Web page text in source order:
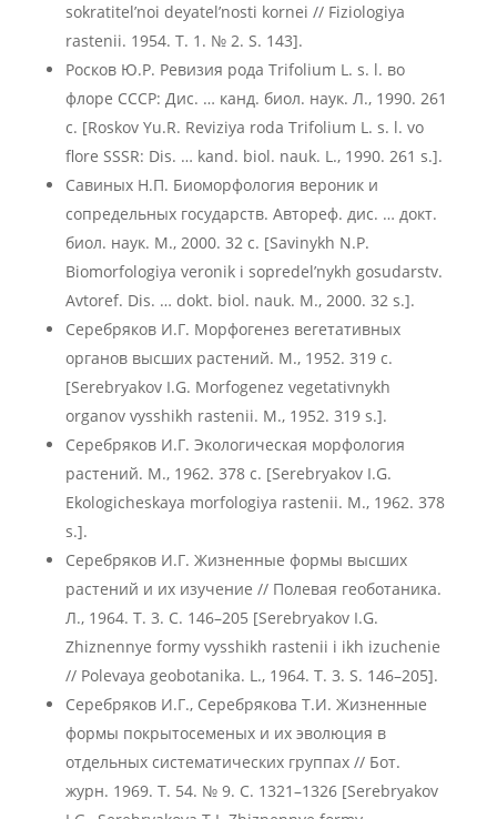
sokratitel’noi deyatel’nosti kornei // Fiziologiya
rastenii. 1954. T. 1. № 2. S. 143].
Росков Ю.Р. Ревизия рода Trifolium L. s. l. во
флоре СССР: Дис. … канд. биол. наук. Л., 1990. 261
с. [Roskov Yu.R. Reviziya roda Trifolium L. s. l. vo
flore SSSR: Dis. … kand. biol. nauk. L., 1990. 261 s.].
Савиных Н.П. Биоморфология вероник и
сопредельных государств. Автореф. дис. … докт.
биол. наук. М., 2000. 32 с. [Savinykh N.P.
Biomorfologiya veronik i sopredel’nykh gosudarstv.
Avtoref. Dis. … dokt. biol. nauk. M., 2000. 32 s.].
Серебряков И.Г. Морфогенез вегетативных
органов высших растений. М., 1952. 319 с.
[Serebryakov I.G. Morfogenez vegetativnykh
organov vysshikh rastenii. M., 1952. 319 s.].
Серебряков И.Г. Экологическая морфология
растений. М., 1962. 378 с. [Serebryakov I.G.
Ekologicheskaya morfologiya rastenii. M., 1962. 378
s.].
Серебряков И.Г. Жизненные формы высших
растений и их изучение // Полевая геоботаника.
Л., 1964. Т. 3. С. 146–205 [Serebryakov I.G.
Zhiznennye formy vysshikh rastenii i ikh izuchenie
// Polevaya geobotanika. L., 1964. T. 3. S. 146–205].
Серебряков И.Г., Серебрякова Т.И. Жизненные
формы покрытосеменых и их эволюция в
отдельных систематических группах // Бот.
журн. 1969. Т. 54. № 9. С. 1321–1326 [Serebryakov